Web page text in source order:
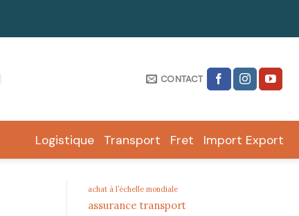
CONTACT
Logistique Transport Fret Import Export
achat à l’échelle mondiale
assurance transport